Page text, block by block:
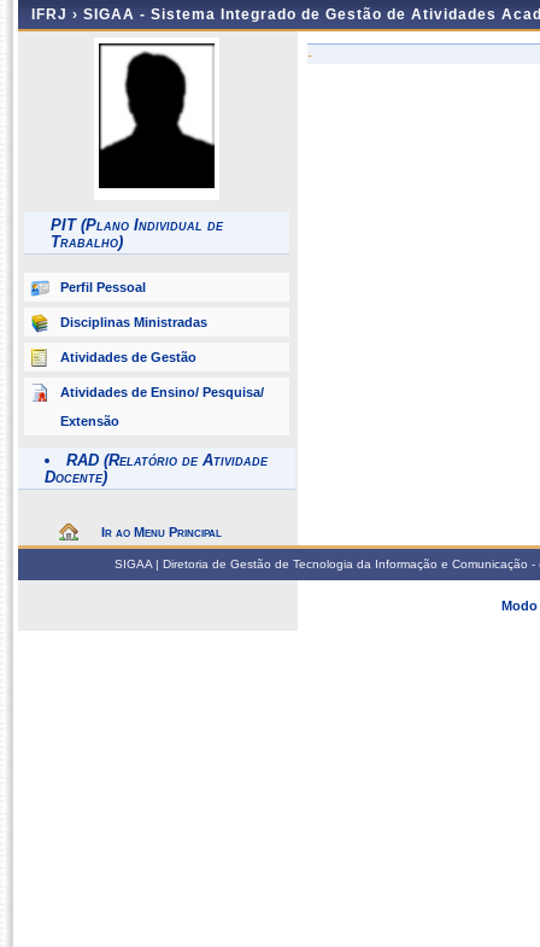
IFRJ › SIGAA - Sistema Integrado de Gestão de Atividades
PIT (Plano Individual de
Trabalho)
Perfil Pessoal
Disciplinas Ministradas
Atividades de Gestão
Atividades de Ensino/ Pesquisa/
Extensão
RAD (Relatório de Atividade
Docente)
Ir ao Menu Principal
-
SIGAA | Diretoria de Gestão de Tecnologia da Informação e
Modo